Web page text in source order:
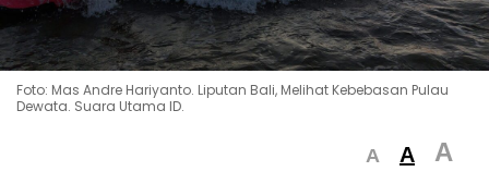
Foto: Mas Andre Hariyanto. Liputan Bali, Melihat Kebebasan Pulau
Dewata. Suara Utama ID.
A A A